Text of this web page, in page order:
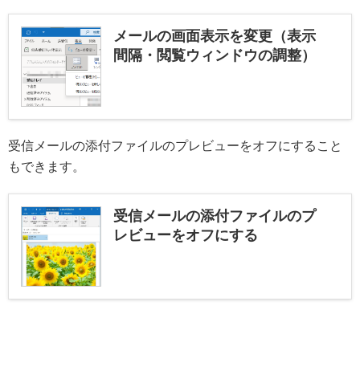
メールの画面表示を変更（表示
間隔・閲覧ウィンドウの調整）
受信メールの添付ファイルのプレビューをオフにすること
もできます。
受信メールの添付ファイルのプ
レビューをオフにする